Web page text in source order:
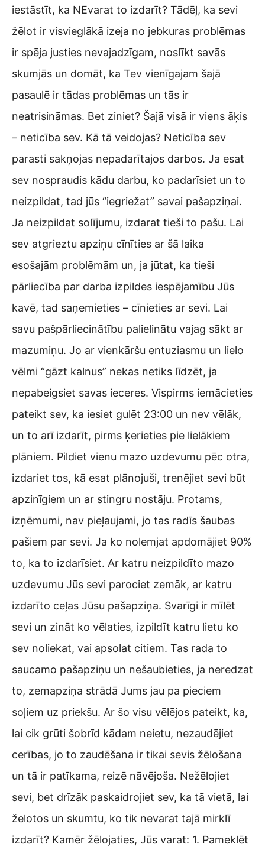
iestāstīt, ka NEvarat to izdarīt? Tādēļ, ka sevi
žēlot ir visvieglākā izeja no jebkuras problēmas
ir spēja justies nevajadzīgam, noslīkt savās
skumjās un domāt, ka Tev vienīgajam šajā
pasaulē ir tādas problēmas un tās ir
neatrisināmas. Bet ziniet? Šajā visā ir viens āķis
– neticība sev. Kā tā veidojas? Neticība sev
parasti sakņojas nepadarītajos darbos. Ja esat
sev nospraudis kādu darbu, ko padarīsiet un to
neizpildat, tad jūs “iegriežat” savai pašapziņai.
Ja neizpildat solījumu, izdarat tieši to pašu. Lai
sev atgrieztu apziņu cīnīties ar šā laika
esošajām problēmām un, ja jūtat, ka tieši
pārliecība par darba izpildes iespējamību Jūs
kavē, tad saņemieties – cīnieties ar sevi. Lai
savu pašpārliecinātību palielinātu vajag sākt ar
mazumiņu. Jo ar vienkāršu entuziasmu un lielo
vēlmi “gāzt kalnus” nekas netiks līdzēt, ja
nepabeigsiet savas ieceres. Vispirms iemācieties
pateikt sev, ka iesiet gulēt 23:00 un nev vēlāk,
un to arī izdarīt, pirms ķerieties pie lielākiem
plāniem. Pildiet vienu mazo uzdevumu pēc otra,
izdariet tos, kā esat plānojuši, trenējiet sevi būt
apzinīgiem un ar stingru nostāju. Protams,
izņēmumi, nav pieļaujami, jo tas radīs šaubas
pašiem par sevi. Ja ko nolemjat apdomājiet 90%
to, ka to izdarīsiet. Ar katru neizpildīto mazo
uzdevumu Jūs sevi parociet zemāk, ar katru
izdarīto ceļas Jūsu pašapziņa. Svarīgi ir mīlēt
sevi un zināt ko vēlaties, izpildīt katru lietu ko
sev noliekat, vai apsolat citiem. Tas rada to
saucamo pašapziņu un nešaubieties, ja neredzat
to, zemapziņa strādā Jums jau pa pieciem
soļiem uz priekšu. Ar šo visu vēlējos pateikt, ka,
lai cik grūti šobrīd kādam neietu, nezaudējiet
cerības, jo to zaudēšana ir tikai sevis žēlošana
un tā ir patīkama, reizē nāvējoša. Nežēlojiet
sevi, bet drīzāk paskaidrojiet sev, ka tā vietā, lai
želotos un skumtu, ko tik nevarat tajā mirklī
izdarīt? Kamēr žēlojaties, Jūs varat: 1. Pameklēt